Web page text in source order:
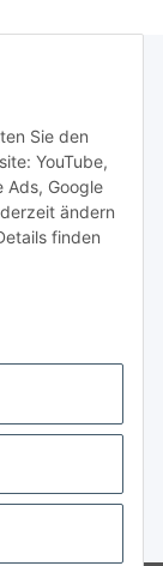
Sie den
YouTube,
Ads, Google
ändern
finden